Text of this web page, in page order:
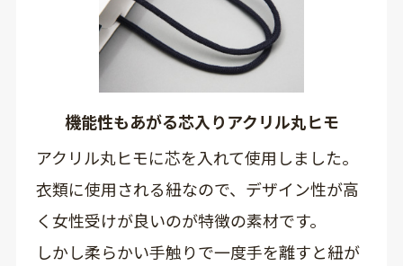
機能性もあがる芯入りアクリル丸ヒモ
アクリル丸ヒモに芯を入れて使用しました。
衣類に使用される紐なので、デザイン性が高
く女性受けが良いのが特徴の素材です。
しかし柔らかい手触りで一度手を離すと紐が